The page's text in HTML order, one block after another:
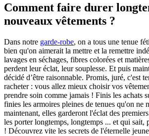
Comment faire durer
nouveaux vêtements ?
Dans notre garde-robe, on a tous une tenue
bien qu'on aimerait la mettre et la remettre
lavages en séchages, fibres colorées et
perdent leur éclat, leur souplesse. Et puis
décidé d’être raisonnable. Promis, juré, c'est
racheter : vous allez mieux choisir vos
prendre soin comme jamais ! Finis les achats
finies les armoires pleines de tenues qu'on ne
maintenant, elles garderont l'éclat des
les porter longtemps, longtemps ... et qui sait,
! Découvrez vite les secrets de l'éternelle